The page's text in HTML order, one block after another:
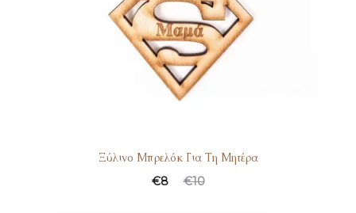
Ξύλινο Μπρελόκ Για Τη Μητέρα
€10
€8